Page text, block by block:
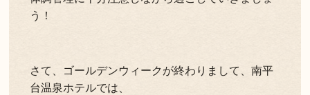
う！
さて、ゴールデンウィークが終わりまして、南平
台温泉ホテルでは、